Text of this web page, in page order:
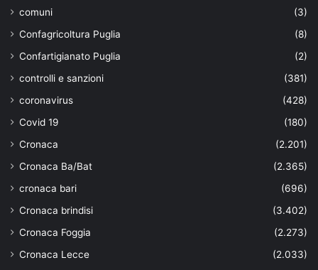
comuni
(3)
Confagricoltura Puglia
(8)
Confartigianato Puglia
(2)
controlli e sanzioni
(381)
coronavirus
(428)
Covid 19
(180)
Cronaca
(2.201)
Cronaca Ba/Bat
(2.365)
cronaca bari
(696)
Cronaca brindisi
(3.402)
Cronaca Foggia
(2.273)
Cronaca Lecce
(2.033)